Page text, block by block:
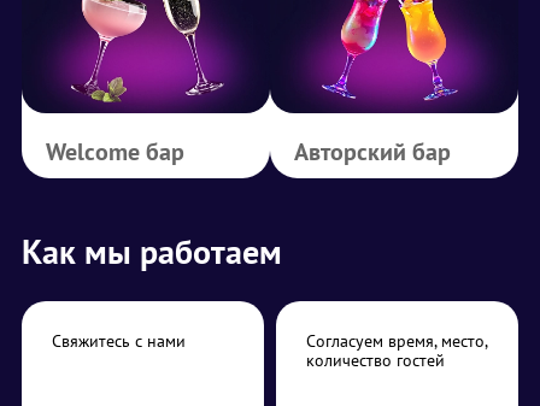
Welcome бар Авторский бар
Как мы работаем
Свяжитесь с нами
Согласуем время, место,
количество гостей